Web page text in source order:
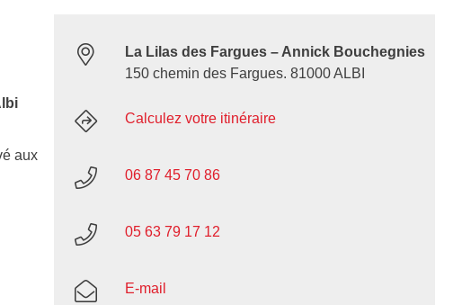
aux
La Lilas des Fargues – Annick Bouchegnies
150 chemin des Fargues. 81000 ALBI
Calculez votre itinéraire
06 87 45 70 86
05 63 79 17 12
E-mail